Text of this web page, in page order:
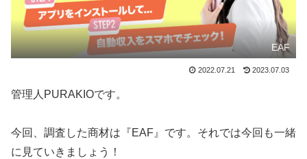
EAF
2022.07.21 2023.07.03
管理人PURAKIOです。
今回、調査した商材は『EAF』です。それでは今回も一緒
に見ていきましょう！